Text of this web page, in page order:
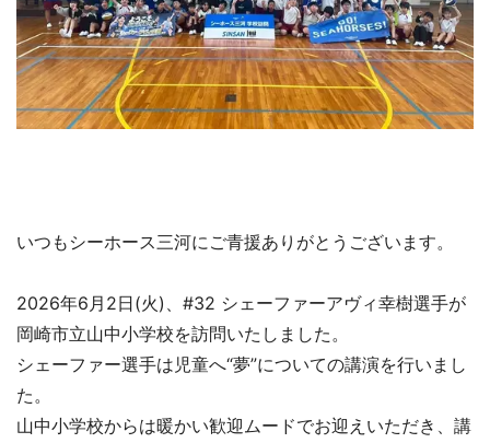
いつもシーホース三河にご青援ありがとうございます。
2026年6月2日(火)、#32 シェーファーアヴィ幸樹選手が
岡崎市立山中小学校を訪問いたしました。
シェーファー選手は児童へ“夢”についての講演を行いまし
た。
山中小学校からは暖かい歓迎ムードでお迎えいただき、講